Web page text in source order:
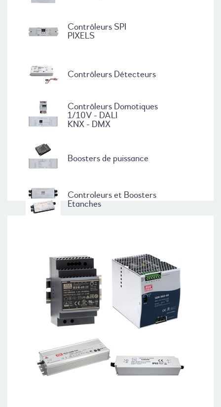
Contrôleurs SPI
PIXELS
Contrôleurs Détecteurs
Contrôleurs Domotiques
1/10V - DALI
KNX - DMX
Boosters de puissance
Controleurs et Boosters
Etanches